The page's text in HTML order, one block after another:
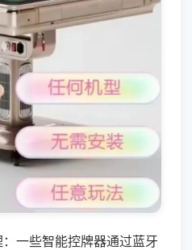
一些智能控牌器通过蓝牙